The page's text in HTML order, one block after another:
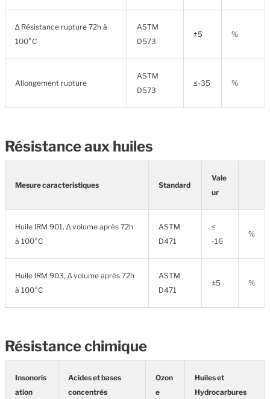
∆ Résistance rupture 72h à
100°C
ASTM
D573
±5 %
Allongement rupture
ASTM
D573
≤-35 %
Résistance aux huiles
Mesure caracteristiques Standard
Vale
ur
Huile IRM 901, ∆ volume après 72h
à 100°C
ASTM
D471
≤
-16
%
Huile IRM 903, ∆ volume après 72h
à 100°C
ASTM
D471
±5 %
Résistance chimique
Insonoris
ation
Acides et bases
concentrés
Ozon
e
Huiles et
Hydrocarbures